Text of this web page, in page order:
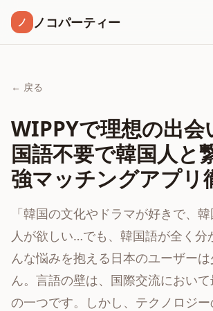
ノ ノコパーティー
← 戻る
WIPPYで理想の出会
国語不要で韓国人と
強マッチングアプリ
「韓国の文化やドラマが好きで、
人が欲しい…でも、韓国語が全く分
んな悩みを抱える日本のユーザー
ん。言語の壁は、国際交流におい
の一つです。しかし、テクノロジ